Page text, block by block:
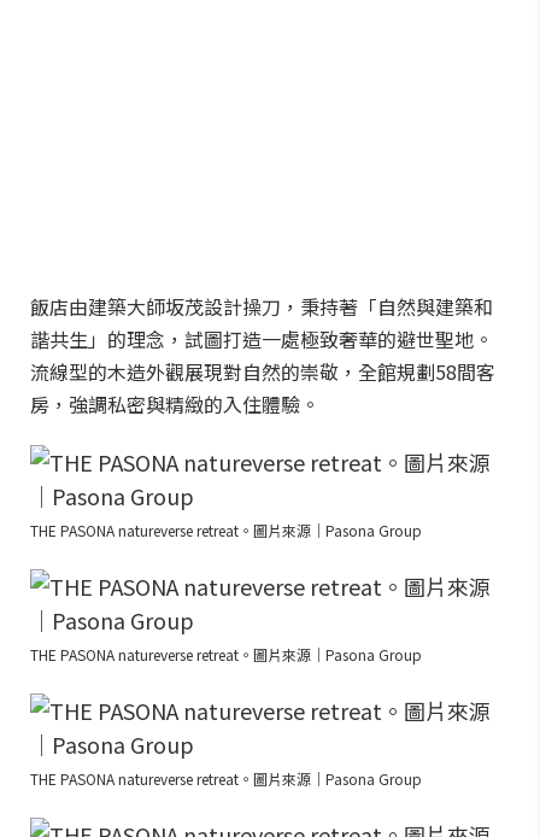
飯店由建築大師坂茂設計操刀，秉持著「自然與建築和
諧共生」的理念，試圖打造一處極致奢華的避世聖地。
流線型的木造外觀展現對自然的崇敬，全館規劃58間客
房，強調私密與精緻的入住體驗。
THE PASONA natureverse retreat。圖片來源｜Pasona Group
THE PASONA natureverse retreat。圖片來源｜Pasona Group
THE PASONA natureverse retreat。圖片來源｜Pasona Group